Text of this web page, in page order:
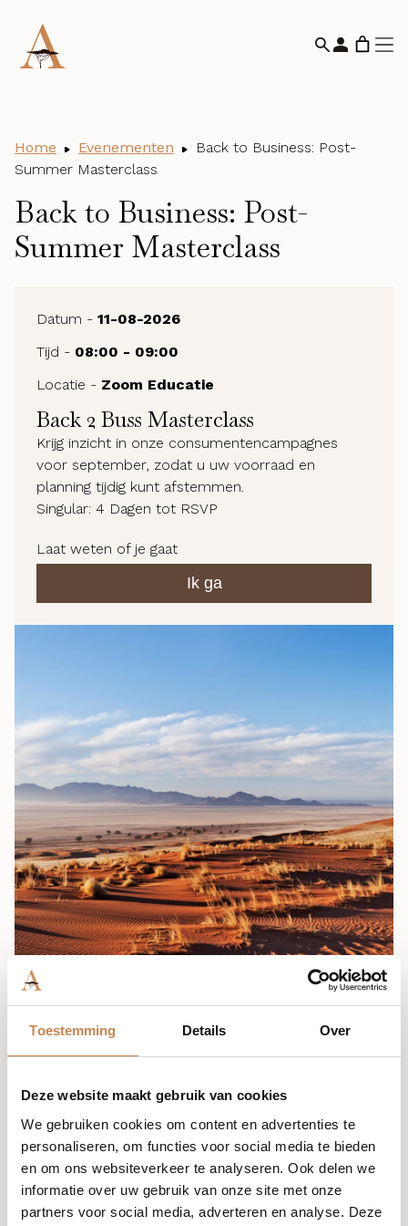
Toestemming Details Over
Deze website maakt gebruik van cookies
We gebruiken cookies om content en advertenties te
personaliseren, om functies voor social media te bieden
en om ons websiteverkeer te analyseren. Ook delen we
informatie over uw gebruik van onze site met onze
partners voor social media, adverteren en analyse. Deze
Home Evenementen
Back to Business: Post-
Summer Masterclass
Back to Business: Post-
Summer Masterclass
Datum - 11-08-2026
Tijd - 08:00 - 09:00
Locatie - Zoom Educatie
Back 2 Buss Masterclass
Krijg inzicht in onze consumentencampagnes
voor september, zodat u uw voorraad en
planning tijdig kunt afstemmen.
Singular: 4 Dagen tot RSVP
Laat weten of je gaat
Ik ga